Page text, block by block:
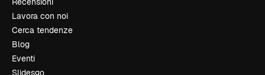
Lavora con noi
Cerca tendenze
Blog
Eventi
Slidesgo